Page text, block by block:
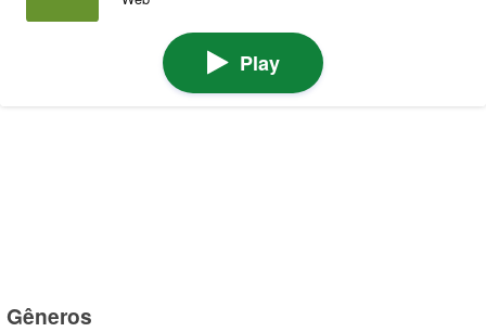
Play
Gêneros